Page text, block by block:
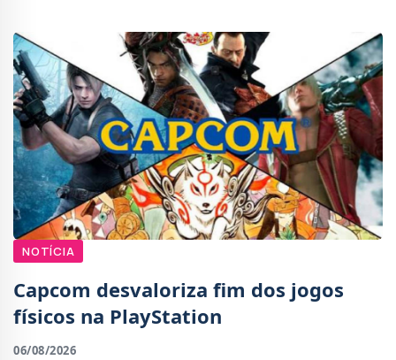
NOTÍCIA
Capcom desvaloriza fim dos jogos
físicos na PlayStation
06/08/2026